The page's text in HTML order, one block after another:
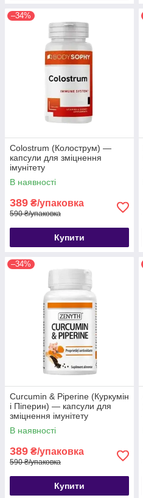
–34%
Colostrum (Колострум) —
капсули для зміцнення
імунітету
В наявності
389 ₴/упаковка
590 ₴/упаковка
Купити
–34%
Curcumin & Piperine (Куркумін
і Піперин) — капсули для
зміцнення імунітету
В наявності
389 ₴/упаковка
590 ₴/упаковка
Купити